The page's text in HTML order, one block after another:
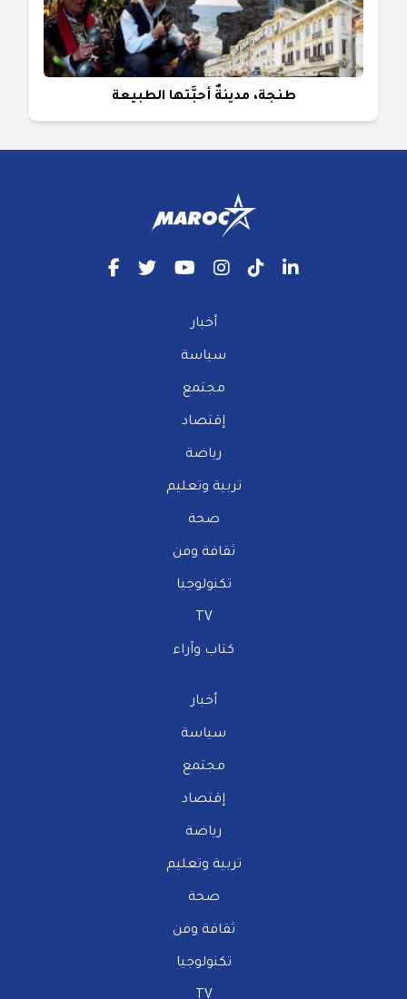
طنجة، مدينةٌ أحبَّتها الطبيعة
أخبار
سياسة
مجتمع
إقتصاد
رياضة
تربية وتعليم
صحة
ثقافة وفن
تكنولوجيا
TV
كتاب وآراء
أخبار
سياسة
مجتمع
إقتصاد
رياضة
تربية وتعليم
صحة
ثقافة وفن
تكنولوجيا